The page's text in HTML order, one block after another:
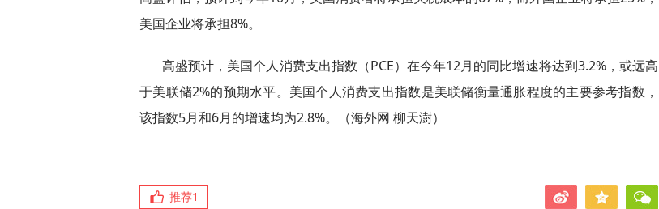
美国企业将承担8%。
高盛预计，美国个人消费支出指数（PCE）在今年12月的同比增速将达到3.2%，或远高
于美联储2%的预期水平。美国个人消费支出指数是美联储衡量通胀程度的主要参考指数，
该指数5月和6月的增速均为2.8%。（海外网 柳天澍）
推荐1